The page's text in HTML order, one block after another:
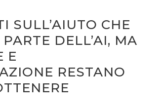
SULL’AIUTO CHE
DELL’AI, MA
E
RESTANO